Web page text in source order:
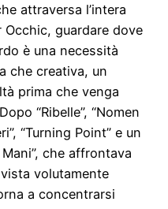
attraversa l’intera
Occhic, guardare dove
è una necessità
che creativa, un
prima che venga
“Ribelle”, “Nomen
“Turning Point” e un
che affrontava
volutamente
a concentrarsi